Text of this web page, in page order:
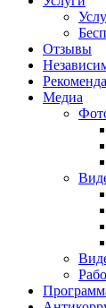
Отзывы
Медиа